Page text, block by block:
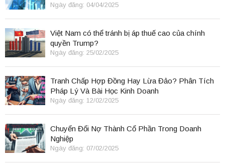
Ngày đăng: 04/04/2025
Việt Nam có thể tránh bị áp thuế cao của chính
quyền Trump?
Ngày đăng: 25/02/2025
Tranh Chấp Hợp Đồng Hay Lừa Đảo? Phân Tích
Pháp Lý Và Bài Học Kinh Doanh
Ngày đăng: 12/02/2025
Chuyển Đổi Nợ Thành Cổ Phần Trong Doanh
Nghiệp
Ngày đăng: 07/02/2025